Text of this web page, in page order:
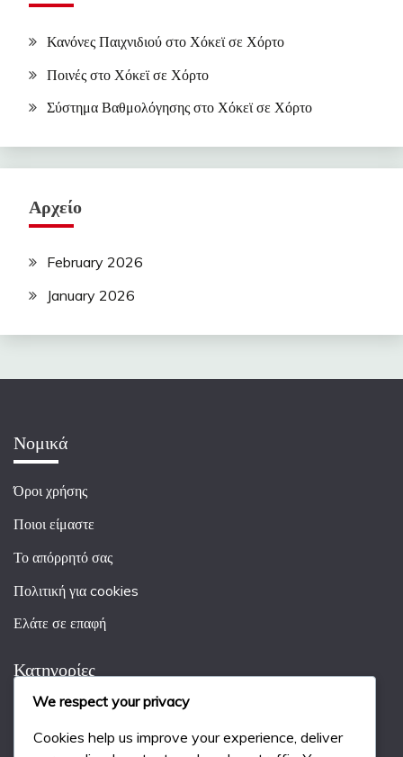
Κανόνες Παιχνιδιού στο Χόκεϊ σε Χόρτο
Ποινές στο Χόκεϊ σε Χόρτο
Σύστημα Βαθμολόγησης στο Χόκεϊ σε Χόρτο
Αρχείο
February 2026
January 2026
Νομικά
Όροι χρήσης
Ποιοι είμαστε
Το απόρρητό σας
Πολιτική για cookies
Ελάτε σε επαφή
Κατηγορίες
Ποινές στο Χόκεϊ σε Χόρτο
We respect your privacy
Cookies help us improve your experience, deliver